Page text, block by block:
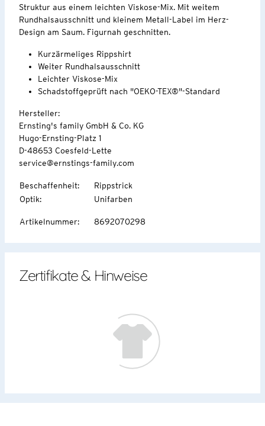
Struktur aus einem leichten Viskose-Mix. Mit weitem
Rundhalsausschnitt und kleinem Metall-Label im Herz-
Design am Saum. Figurnah geschnitten.
Kurzärmeliges Rippshirt
Weiter Rundhalsausschnitt
Leichter Viskose-Mix
Schadstoffgeprüft nach "OEKO-TEX®"-Standard
Hersteller:
Ernsting's family GmbH & Co. KG
Hugo-Ernsting-Platz 1
D-48653 Coesfeld-Lette
service@ernstings-family.com
Beschaffenheit:
Rippstrick
Optik: Unifarben
Artikelnummer: 8692070298
Zertifikate & Hinweise